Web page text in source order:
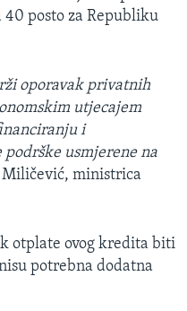
40 posto za Republiku
oporavak privatnih
utjecajem
i
usmjerene na
Miličević, ministrica
otplate ovog kredita biti
potrebna dodatna